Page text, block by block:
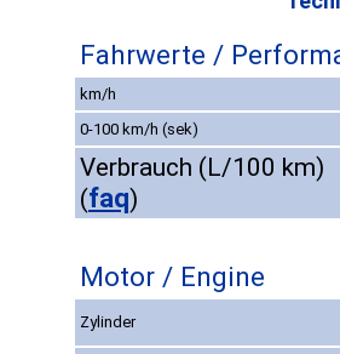
Fahrwerte /
km/h
0-100 km/h (sek)
Verbrauch (L/100 km)
(faq)
Motor / Engine
Zylinder